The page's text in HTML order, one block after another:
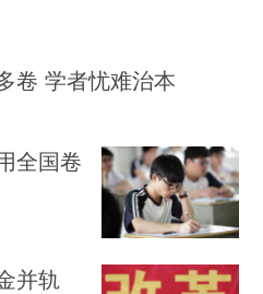
卷 学者忧难治本
全国卷
并轨